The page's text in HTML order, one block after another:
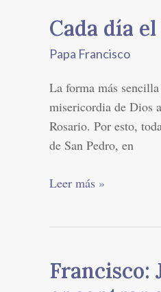
Cada día
Papa Francisco
La forma más
misericordia de Dios
Rosario. Por esto,
de San Pedro, en
Cada
el
Rosario
en
la
Plaza
San
Leer más »
Francisco:
Francisco: